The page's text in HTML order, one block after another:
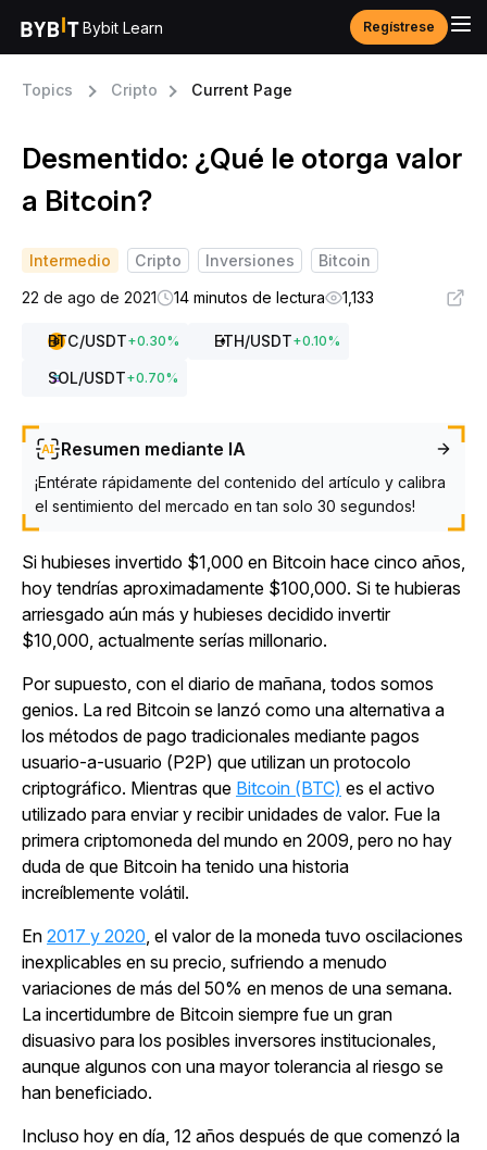
Bybit Learn Regístrese
Topics Cripto Current Page
Desmentido: ¿Qué le otorga valor
a Bitcoin?
Intermedio Cripto Inversiones
Bitcoin
22 de ago de 2021
14 minutos de lectura 1,133
BTC/USDT+0.30% ETH/USDT+0.10%
SOL/USDT+0.70%
Resumen mediante IA
¡Entérate rápidamente del contenido del artículo y calibra
el sentimiento del mercado en tan solo 30 segundos!
Si hubieses invertido $1,000 en Bitcoin hace cinco años,
hoy tendrías aproximadamente $100,000. Si te hubieras
arriesgado aún más y hubieses decidido invertir
$10,000, actualmente serías millonario.
Por supuesto, con el diario de mañana, todos somos
genios. La red Bitcoin se lanzó como una alternativa a
los métodos de pago tradicionales mediante pagos
usuario-a-usuario (P2P) que utilizan un protocolo
criptográfico. Mientras que Bitcoin (BTC) es el activo
utilizado para enviar y recibir unidades de valor. Fue la
primera criptomoneda del mundo en 2009, pero no hay
duda de que Bitcoin ha tenido una historia
increíblemente volátil.
En 2017 y 2020, el valor de la moneda tuvo oscilaciones
inexplicables en su precio, sufriendo a menudo
variaciones de más del 50% en menos de una semana.
La incertidumbre de Bitcoin siempre fue un gran
disuasivo para los posibles inversores institucionales,
aunque algunos con una mayor tolerancia al riesgo se
han beneficiado.
Incluso hoy en día, 12 años después de que comenzó la